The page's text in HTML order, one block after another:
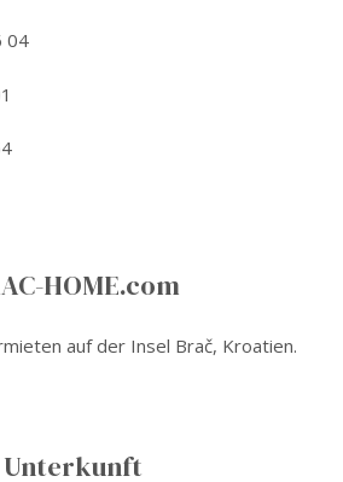
04
HOME.com
auf der Insel Brač, Kroatien.
Unterkunft